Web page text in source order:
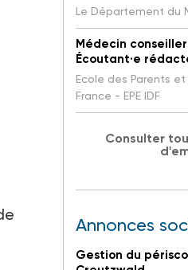
Le Département du
Médecin
Écoutant·e
Ecole des Parents
France - EPE IDF
Consulter
Annonces
Gestion du